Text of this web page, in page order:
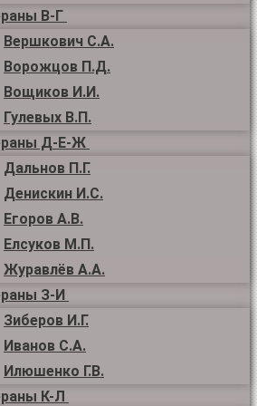
В-Г
Вершкович С.А.
Ворожцов П.Д.
Вощиков И.И.
Гулевых В.П.
Д-Е-Ж
Дальнов П.Г.
Денискин И.С.
Егоров А.В.
Елсуков М.П.
Журавлёв А.А.
З-И
Зиберов И.Г.
Иванов С.А.
Илюшенко Г.В.
К-Л